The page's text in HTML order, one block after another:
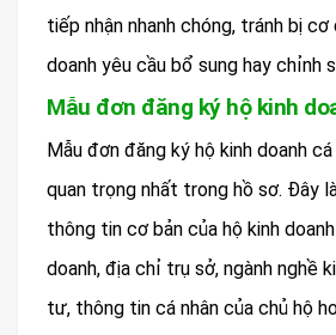
tiếp nhận nhanh chóng, tránh bị cơ
doanh yêu cầu bổ sung hay chỉnh
Mẫu đơn đăng ký hộ kinh
Mẫu đơn đăng ký hộ kinh doanh
quan trọng nhất trong hồ sơ. Đây
thông tin cơ bản của hộ kinh
doanh, địa chỉ trụ sở, ngành nghề
tư, thông tin cá nhân của chủ hộ